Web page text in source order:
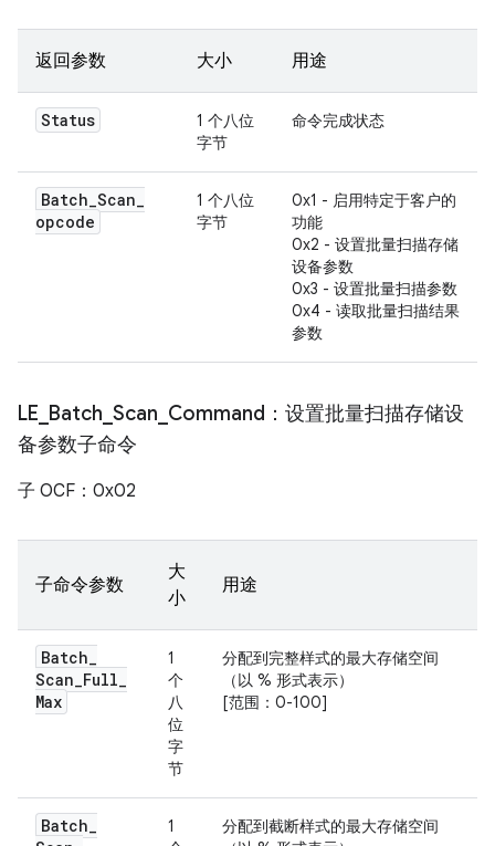
返回参数 大小 用途
Status
1 个八位
字节
命令完成状态
Batch_Scan_
opcode
1 个八位
字节
0x1 - 启用特定于客户的
功能
0x2 - 设置批量扫描存储
设备参数
0x3 - 设置批量扫描参数
0x4 - 读取批量扫描结果
参数
LE Batch Scan Command：设置批量扫描存储设
备参数子命令
子 OCF：0x02
子命令参数
大
小
用途
Batch_
Scan_Full_
Max
1
个
八
位
字
节
分配到完整样式的最大存储空间
（以 % 形式表示）
[范围：0-100]
Batch_
1
分配到截断样式的最大存储空间